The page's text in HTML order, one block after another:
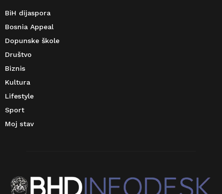
BiH dijaspora
Bosnia Appeal
Dopunske škole
Društvo
Biznis
Kultura
Lifestyle
Sport
Moj stav